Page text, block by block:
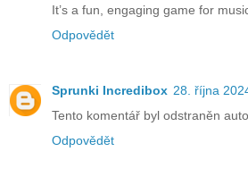
It’s a fun, engaging game for
Odpovědět
Sprunki Incredibox 28. října
Tento komentář byl odstraněn
Odpovědět